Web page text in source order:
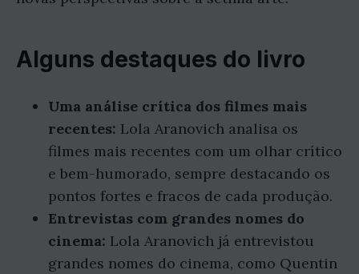
Alguns destaques do livro
Uma análise crítica dos filmes mais
recentes: Lola Aranovich analisa os
filmes mais recentes com um olhar crítico
e bem-humorado, sempre destacando os
pontos fortes e fracos de cada produção.
Entrevistas com grandes nomes do
cinema: Lola Aranovich já entrevistou
grandes nomes do cinema, como Quentin